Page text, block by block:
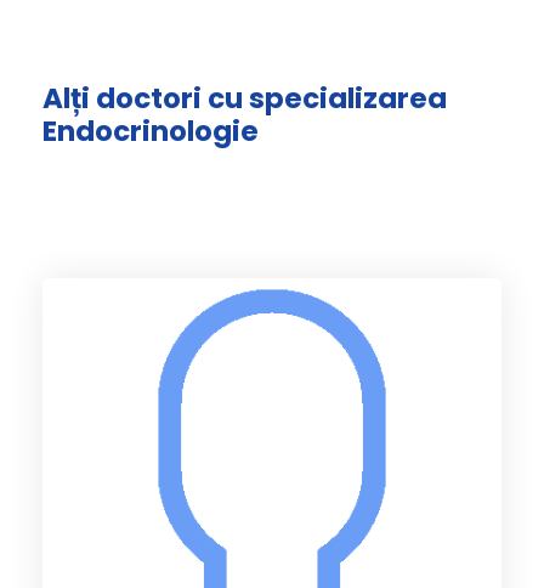
Alți doctori cu specializarea
Endocrinologie